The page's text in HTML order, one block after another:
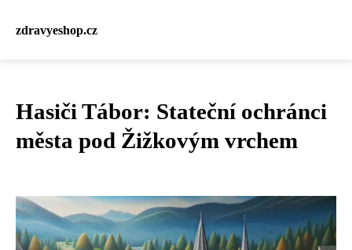
zdravyeshop.cz
Hasiči Tábor: Stateční ochránci
města pod Žižkovým vrchem